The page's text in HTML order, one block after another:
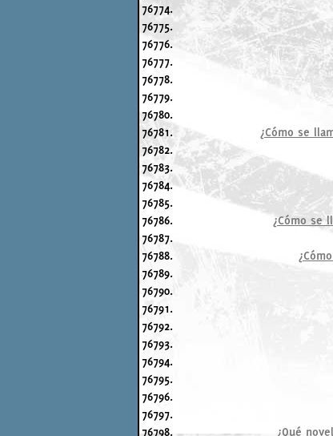
76774.
76775.
76776.
76777.
76778.
76779.
76780.
76781.
¿Cómo se
76782.
76783.
76784.
76785.
76786.
¿Cómo se
76787.
76788.
76789.
76790.
76791.
76792.
76793.
76794.
76795.
76796.
76797.
76798.
¿Qué